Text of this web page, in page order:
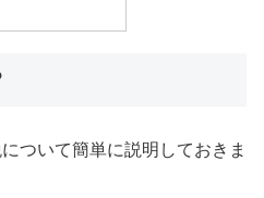
ついて簡単に説明しておきま